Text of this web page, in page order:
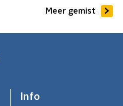
Meer gemist
Info